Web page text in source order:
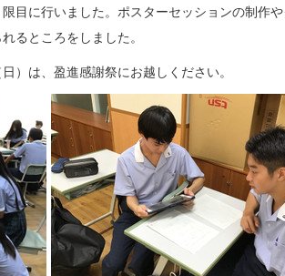
目に行いました。ポスターセッションの制作や
るところをしました。
）は、盈進感謝祭にお越しください。